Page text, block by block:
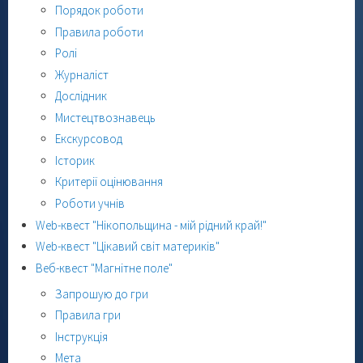
Порядок роботи
Правила роботи
Ролі
Журналіст
Дослідник
Мистецтвознавець
Екскурсовод
Історик
Критерії оцінювання
Роботи учнів
Web-квест "Нікопольщина - мій рідний край!"
Web-квест "Цікавий світ материків"
Веб-квест "Магнітне поле"
Запрошую до гри
Правила гри
Інструкція
Мета